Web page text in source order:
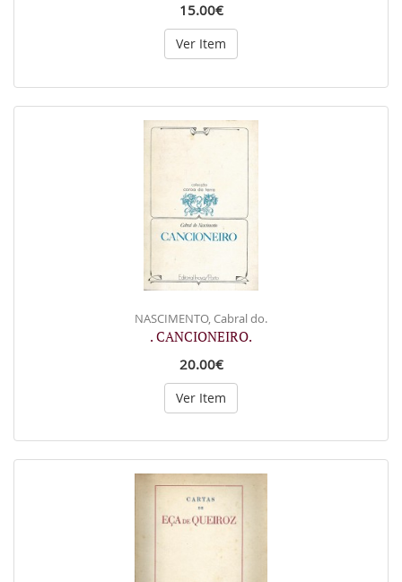
15.00€
Ver Item
NASCIMENTO, Cabral do.
. CANCIONEIRO.
20.00€
Ver Item